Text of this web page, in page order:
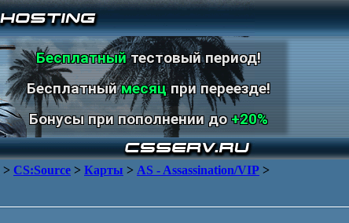
Бесплатныйтестовый период!
Бесплатныймесяцпри переезде!
Бонусы при пополнении до+20%
> CS:Source > Карты > AS - Assassination/VIP >